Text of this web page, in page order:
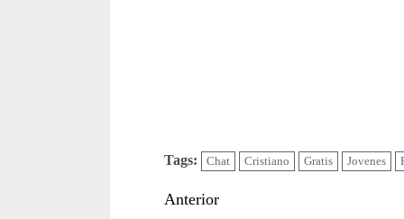
Tags: Chat Cristiano Gratis Jovenes
Sigue
Anterior